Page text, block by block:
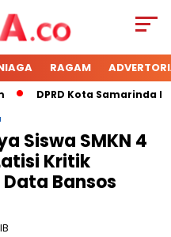
RAGAM
DPRD Kota Samarinda
Siswa SMKN 4
Kritik
Bansos